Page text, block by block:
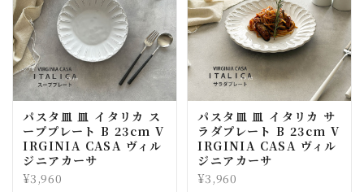
パスタ皿 皿 イタリカ ス
ーププレート B 23cm V
IRGINIA CASA ヴィル
ジニアカーサ
¥3,960
パスタ皿 皿 イタリカ サ
ラダプレート B 23cm V
IRGINIA CASA ヴィル
ジニアカーサ
¥3,960